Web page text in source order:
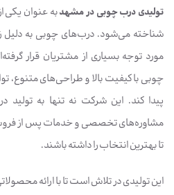
تولیدی درب چوبی در مشهدبه عنوان یکی
شناخته می‌شود. درب‌های چوبی به دلیل
مورد توجه بسیاری از مشتریان قرار
چوبی با کیفیت بالا و طراحی‌های متنوع،
پیدا کند. این شرکت نه تنها به تولید
مشاوره‌های تخصصی و خدمات پس از
تا بهترین انتخاب را داشته باشند.
این تولیدی در تلاش است تا با ارائه